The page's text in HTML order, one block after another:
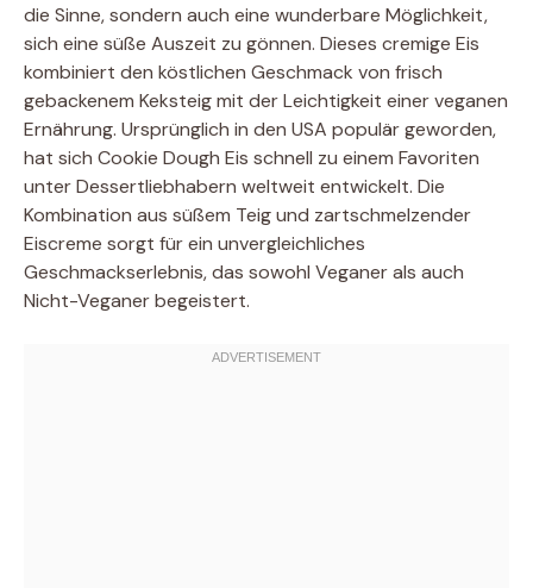
die Sinne, sondern auch eine wunderbare Möglichkeit,
sich eine süße Auszeit zu gönnen. Dieses cremige Eis
kombiniert den köstlichen Geschmack von frisch
gebackenem Keksteig mit der Leichtigkeit einer veganen
Ernährung. Ursprünglich in den USA populär geworden,
hat sich Cookie Dough Eis schnell zu einem Favoriten
unter Dessertliebhabern weltweit entwickelt. Die
Kombination aus süßem Teig und zartschmelzender
Eiscreme sorgt für ein unvergleichliches
Geschmackserlebnis, das sowohl Veganer als auch
Nicht-Veganer begeistert.